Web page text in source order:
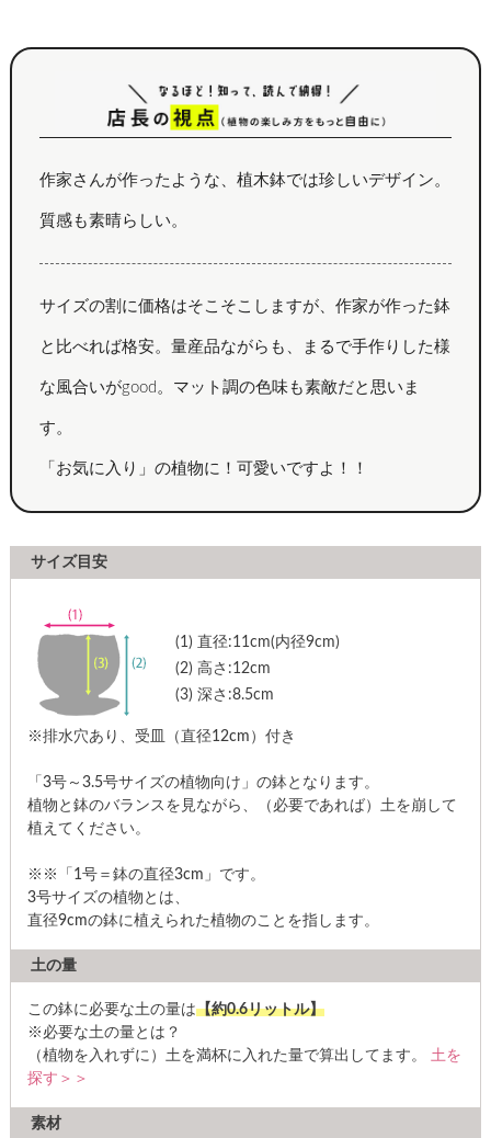
作家さんが作ったような、植木鉢では珍しいデザイン。
質感も素晴らしい。
サイズの割に価格はそこそこしますが、作家が作った鉢
と比べれば格安。量産品ながらも、まるで手作りした様
な風合いがgood。マット調の色味も素敵だと思いま
す。
「お気に入り」の植物に！可愛いですよ！！
サイズ目安
(1) 直径:11cm(内径9cm)
(2) 高さ:12cm
(3) 深さ:8.5cm
※排水穴あり、受皿（直径12cm）付き
「3号～3.5号サイズの植物向け」の鉢となります。
植物と鉢のバランスを見ながら、（必要であれば）土を崩して
植えてください。
※※「1号＝鉢の直径3cm」です。
3号サイズの植物とは、
直径9cmの鉢に植えられた植物のことを指します。
土の量
この鉢に必要な土の量は【約0.6リットル】
※必要な土の量とは？
（植物を入れずに）土を満杯に入れた量で算出してます。 土を
探す＞＞
素材